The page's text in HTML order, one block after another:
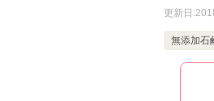
更新日:
無添加石